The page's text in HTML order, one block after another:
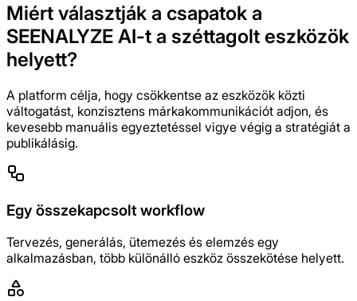
Miért választják a csapatok a
SEENALYZE AI-t a széttagolt eszközök
helyett?
A platform célja, hogy csökkentse az eszközök közti
váltogatást, konzisztens márkakommunikációt adjon, és
kevesebb manuális egyeztetéssel vigye végig a stratégiát a
publikálásig.
Egy összekapcsolt workflow
Tervezés, generálás, ütemezés és elemzés egy
alkalmazásban, több különálló eszköz összekötése helyett.